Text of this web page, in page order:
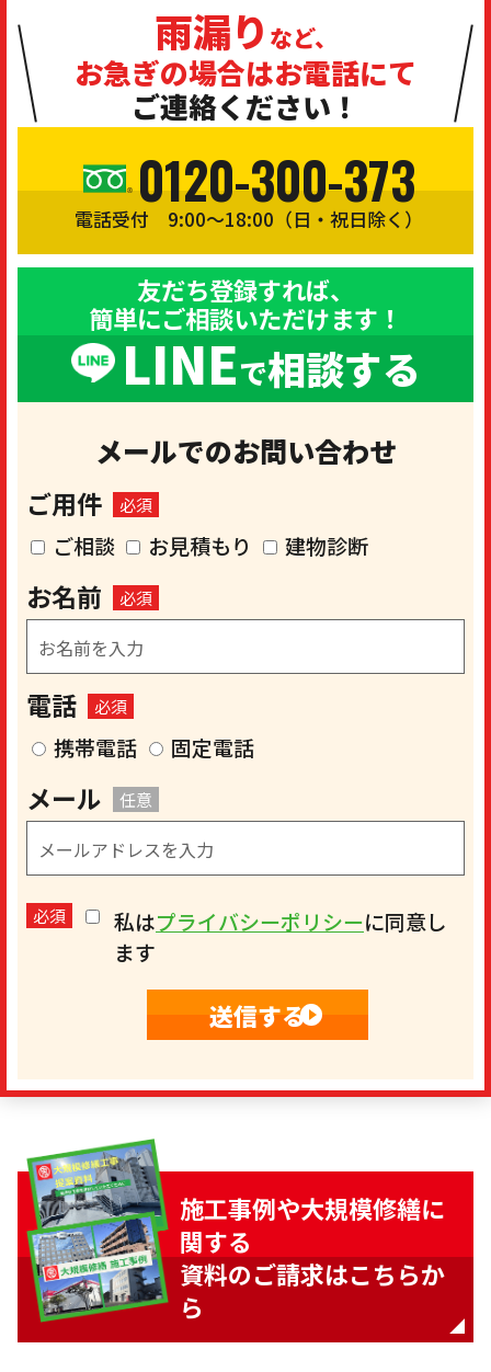
雨漏り など、
お急ぎの場合はお電話にて
ご連絡ください！
0120-300-373
電話受付 9:00〜18:00（日・祝日除く）
友だち登録すれば、
簡単にご相談いただけます！
LINEで相談する
メールでのお問い合わせ
ご用件 必須
ご相談 お見積もり 建物診断
お名前 必須
電話 必須
携帯電話 固定電話
メール 任意
必須 私はプライバシーポリシーに同意し
ます
施工事例や大規模修繕に
関する
資料のご請求はこちらか
ら